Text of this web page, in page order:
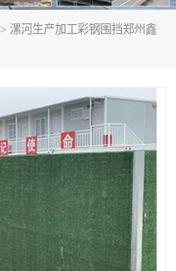
> 漯河生产加工彩钢围挡郑州鑫
楼层板
钢结构配件
彩钢板